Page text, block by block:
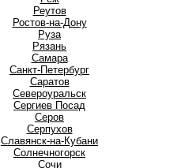
Реутов
Ростов-на-Дону
Руза
Рязань
Самара
Санкт-Петербург
Саратов
Североуральск
Сергиев Посад
Серов
Серпухов
Славянск-на-Кубани
Солнечногорск
Сочи